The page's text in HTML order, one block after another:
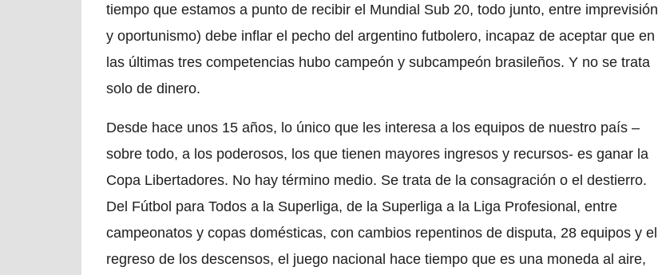
tiempo que estamos a punto de recibir el Mundial Sub 20, todo junto, entre imprevisión
y oportunismo) debe inflar el pecho del argentino futbolero, incapaz de aceptar que en
las últimas tres competencias hubo campeón y subcampeón brasileños. Y no se trata
solo de dinero.
Desde hace unos 15 años, lo único que les interesa a los equipos de nuestro país –
sobre todo, a los poderosos, los que tienen mayores ingresos y recursos- es ganar la
Copa Libertadores. No hay término medio. Se trata de la consagración o el destierro.
Del Fútbol para Todos a la Superliga, de la Superliga a la Liga Profesional, entre
campeonatos y copas domésticas, con cambios repentinos de disputa, 28 equipos y el
regreso de los descensos, el juego nacional hace tiempo que es una moneda al aire,